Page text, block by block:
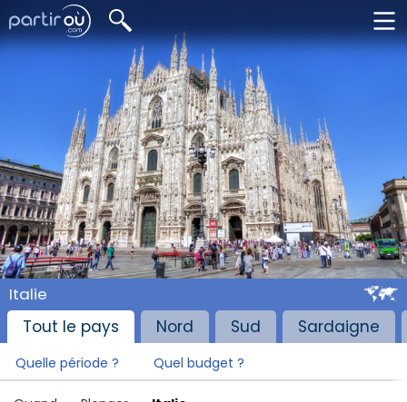
Italie
Tout le pays
Nord Sud Sardaigne
Quelle période ? Quel budget ?